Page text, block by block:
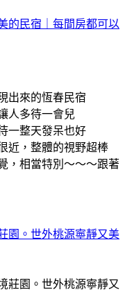
的民宿｜每間房都可以
出來的恆春民宿
人多待一會兒
一整天發呆也好
近，整體的視野超棒
，相當特別～～～跟著
園。世外桃源寧靜又美